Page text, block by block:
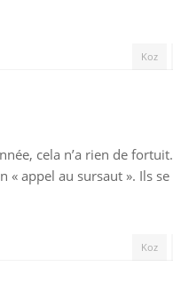
Koz
cela n’a rien de fortuit.
« appel au sursaut ». Ils se
Koz